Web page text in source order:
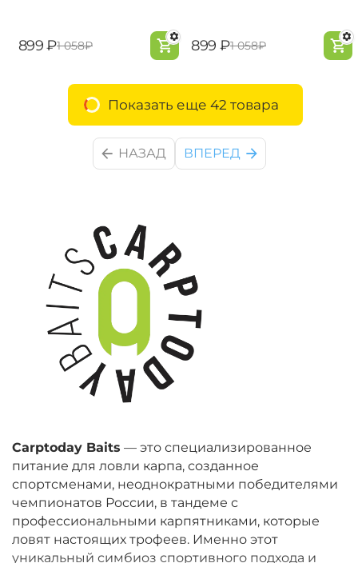
Carptoday Baits — это специализированное
питание для ловли карпа, созданное
спортсменами, неоднократными победителями
чемпионатов России, в тандеме с
профессиональными карпятниками, которые
ловят настоящих трофеев. Именно этот
уникальный симбиоз спортивного подхода и
‍899‍ ₽‍1 058‍₽ ‍899‍ ₽‍1 058‍₽
Показать еще 42 товара
НАЗАД ВПЕРЕД